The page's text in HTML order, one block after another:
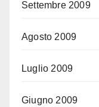
Settembre 2009
Agosto 2009
Luglio 2009
Giugno 2009